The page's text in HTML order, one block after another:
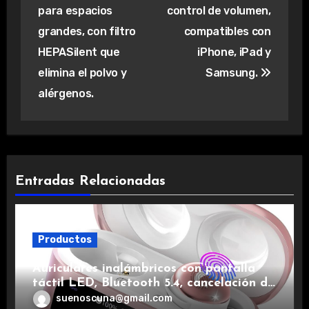
entradas
para espacios
grandes, con filtro
HEPASilent que
elimina el polvo y
alérgenos.
control de volumen,
compatibles con
iPhone, iPad y
Samsung.
Entradas Relacionadas
Productos
Auriculares inalámbricos con pantalla
táctil LED, Bluetooth 5.4, cancelación de
ruido, impermeables y de larga duración.
suenoscuna@gmail.com